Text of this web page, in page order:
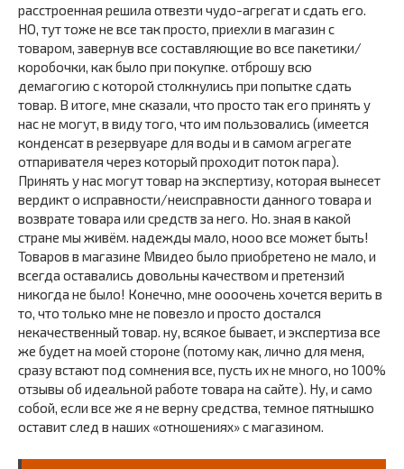
расстроенная решила отвезти чудо-агрегат и сдать его.
НО, тут тоже не все так просто, приехли в магазин с
товаром, завернув все составляющие во все пакетики/
коробочки, как было при покупке. отброшу всю
демагогию с которой столкнулись при попытке сдать
товар. В итоге, мне сказали, что просто так его принять у
нас не могут, в виду того, что им пользовались (имеется
конденсат в резервуаре для воды и в самом агрегате
отпаривателя через который проходит поток пара).
Принять у нас могут товар на экспертизу, которая вынесет
вердикт о исправности/неисправности данного товара и
возврате товара или средств за него. Но. зная в какой
стране мы живём. надежды мало, нооо все может быть!
Товаров в магазине Мвидео было приобретено не мало, и
всегда оставались довольны качеством и претензий
никогда не было! Конечно, мне оооочень хочется верить в
то, что только мне не повезло и просто достался
некачественный товар. ну, всякое бывает, и экспертиза все
же будет на моей стороне (потому как, лично для меня,
сразу встают под сомнения все, пусть их не много, но 100%
отзывы об идеальной работе товара на сайте). Ну, и само
собой, если все же я не верну средства, темное пятнышко
оставит след в наших «отношениях» с магазином.